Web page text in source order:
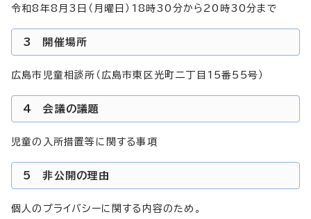
令和8年8月3日（月曜日）18時30分から20時30分まで
3 開催場所
広島市児童相談所（広島市東区光町二丁目15番55号）
4 会議の議題
児童の入所措置等に関する事項
5 非公開の理由
個人のプライバシーに関する内容のため。